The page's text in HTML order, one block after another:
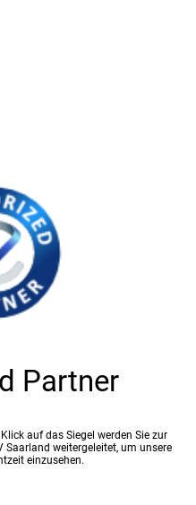
Partner
auf das Siegel werden Sie zur
weitergeleitet, um unsere
einzusehen.